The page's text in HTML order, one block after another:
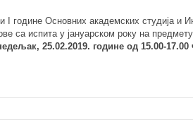
I године Основних академских студија и
са испита у јануарском року на
25.02.2019. године од 15.00-17.00